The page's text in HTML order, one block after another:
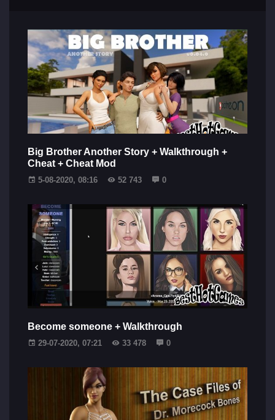
Big Brother Another Story + Walkthrough +
Cheat + Cheat Mod
5-08-2020, 08:16 52 743 0
Become someone + Walkthrough
29-07-2020, 07:21 33 478 0